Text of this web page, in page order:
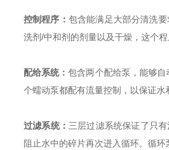
控制程序： 包含能满足大部分清洗要
洗剂/中和剂的剂量以及干燥，这个
配给系统：包含两个配给泵，能够
个蠕动泵都配有流量控制，以保证水
过滤系统： 三层过滤系统保证了只
阻止水中的碎片再次进入循环。循环